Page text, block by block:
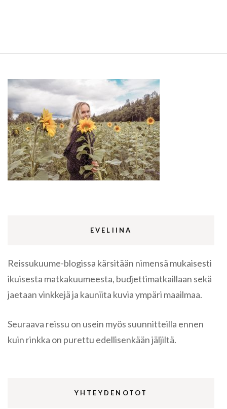
EVELIINA
Reissukuume-blogissa kärsitään nimensä mukaisesti
ikuisesta matkakuumeesta, budjettimatkaillaan sekä
jaetaan vinkkejä ja kauniita kuvia ympäri maailmaa.
Seuraava reissu on usein myös suunnitteilla ennen
kuin rinkka on purettu edellisenkään jäljiltä.
YHTEYDENOTOT